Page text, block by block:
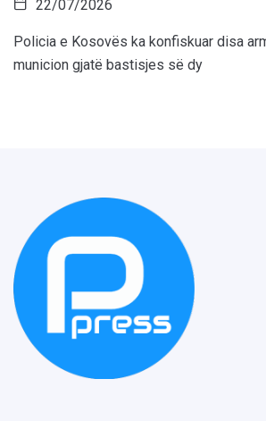
22/07/2026
Policia e Kosovës ka konfiskuar disa
municion gjatë bastisjes së dy